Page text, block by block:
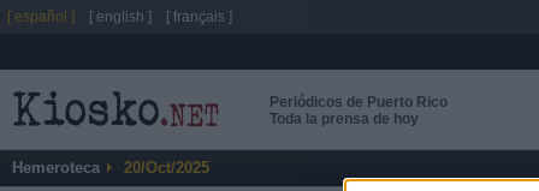
Periódicos de Puerto Rico
Toda la prensa de hoy
Hemeroteca 20/Oct/2025
[ español ] [ english ] [ français ]